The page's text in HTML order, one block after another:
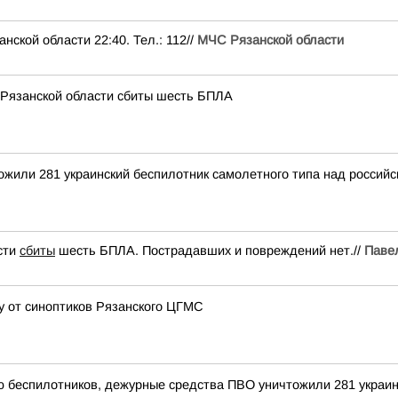
области 22:40. Тел.: 112// МЧС Рязанской области
области сбиты шесть БПЛА
281 украинский беспилотник самолетного типа над
сбиты шесть БПЛА. Пострадавших и повреждений нет.//
синоптиков Рязанского ЦГМС
дежурные средства ПВО уничтожили 281